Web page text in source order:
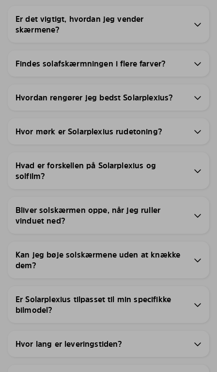
Er det vigtigt, hvordan jeg vender
skærmene?
Findes solafskærmningen i flere farver?
Hvordan rengører jeg bedst Solarplexius?
Hvor mørk er Solarplexius rudetoning?
Hvad er forskellen på Solarplexius og
solfilm?
Bliver solskærmen oppe, når jeg ruller
vinduet ned?
Kan jeg bøje solskærmene uden at knække
dem?
Er Solarplexius tilpasset til min specifikke
bilmodel?
Hvor lang er leveringstiden?